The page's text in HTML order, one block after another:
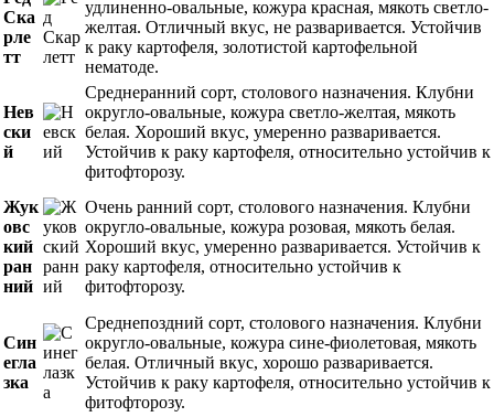
Ска
рле
тт
удлиненно-овальные, кожура красная, мякоть светло-
желтая. Отличный вкус, не разваривается. Устойчив
к раку картофеля, золотистой картофельной
нематоде.
Нев
ски
й
Среднеранний сорт, столового назначения. Клубни
округло-овальные, кожура светло-желтая, мякоть
белая. Хороший вкус, умеренно разваривается.
Устойчив к раку картофеля, относительно устойчив к
фитофторозу.
Жук
овс
кий
ран
ний
Очень ранний сорт, столового назначения. Клубни
округло-овальные, кожура розовая, мякоть белая.
Хороший вкус, умеренно разваривается. Устойчив к
раку картофеля, относительно устойчив к
фитофторозу.
Син
егла
зка
Среднепоздний сорт, столового назначения. Клубни
округло-овальные, кожура сине-фиолетовая, мякоть
белая. Отличный вкус, хорошо разваривается.
Устойчив к раку картофеля, относительно устойчив к
фитофторозу.